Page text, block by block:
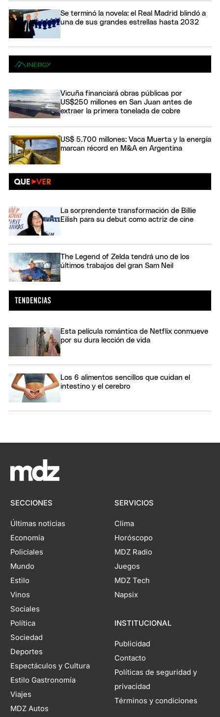
Se terminó la novela: el Real Madrid blindó a
una de sus grandes estrellas hasta 2032
Vicuña financiará obras públicas por
US$250 millones en San Juan antes de
extraer la primera tonelada de cobre
US$ 5.700 millones: Vaca Muerta y la energía
marcan récord en M&A en Argentina
La sorprendente transformación de Billie
Eilish para su debut como actriz de cine
The Legend of Zelda tendrá uno de los
últimos trabajos del gran Sam Neil
Esta película romántica de Netflix conmueve
por su dura lección de vida
Los 6 alimentos sencillos que cuidan el
intestino y el cerebro
SECCIONES
Últimas noticias
Economía
Policiales
Mundo
Estilo
Vinos
Sociales
Política
Sociedad
Deportes
Espectáculos y Cultura
Estilo Gastronomía
Viajes
MDZ Autos
SERVICIOS
Clima
Horóscopo
MDZ Radio
Juegos
MDZ Tech
Napsix
INSTITUCIONAL
Publicidad
Contacto
Políticas de seguridad y
privacidad
Términos y condiciones